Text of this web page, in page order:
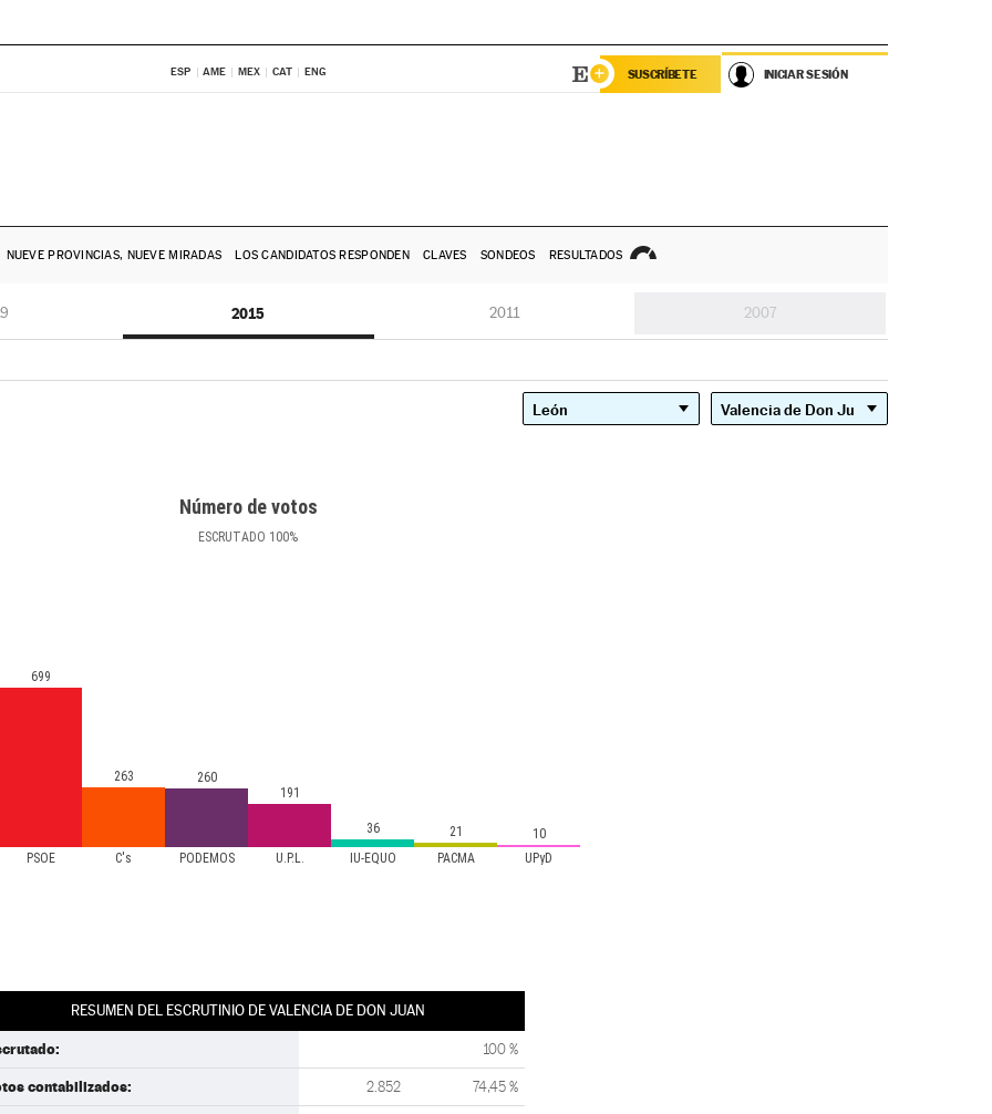
ESP AME MEX CAT ENG SUSCRÍBETE INICIAR SESIÓN
NUEVE PROVINCIAS, NUEVE MIRADAS LOS CANDIDATOS RESPONDEN CLAVES SONDEOS RESULTADOS
2015 2011 2007
Número de votos
ESCRUTADO 100%
PSOE C's PODEMOS U.P.L. IU-EQUO PACMA UPyD
699
263
260
191
36 21 10
RESUMEN DEL ESCRUTINIO DE VALENCIA DE DON JUAN
100 %
contabilizados: 2.852 74,45 %